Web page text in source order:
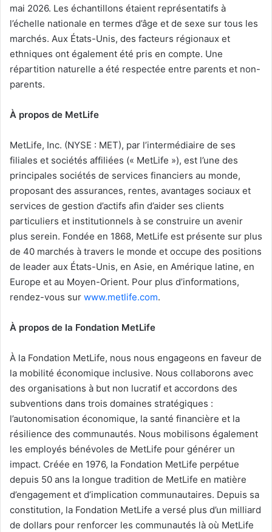
mai 2026. Les échantillons étaient représentatifs à
l’échelle nationale en termes d’âge et de sexe sur tous les
marchés. Aux États-Unis, des facteurs régionaux et
ethniques ont également été pris en compte. Une
répartition naturelle a été respectée entre parents et non-
parents.
À propos de MetLife
MetLife, Inc. (NYSE : MET), par l’intermédiaire de ses
filiales et sociétés affiliées (« MetLife »), est l’une des
principales sociétés de services financiers au monde,
proposant des assurances, rentes, avantages sociaux et
services de gestion d’actifs afin d’aider ses clients
particuliers et institutionnels à se construire un avenir
plus serein. Fondée en 1868, MetLife est présente sur plus
de 40 marchés à travers le monde et occupe des positions
de leader aux États-Unis, en Asie, en Amérique latine, en
Europe et au Moyen-Orient. Pour plus d’informations,
rendez-vous sur www.metlife.com.
À propos de la Fondation MetLife
À la Fondation MetLife, nous nous engageons en faveur de
la mobilité économique inclusive. Nous collaborons avec
des organisations à but non lucratif et accordons des
subventions dans trois domaines stratégiques :
l’autonomisation économique, la santé financière et la
résilience des communautés. Nous mobilisons également
les employés bénévoles de MetLife pour générer un
impact. Créée en 1976, la Fondation MetLife perpétue
depuis 50 ans la longue tradition de MetLife en matière
d’engagement et d’implication communautaires. Depuis sa
constitution, la Fondation MetLife a versé plus d’un milliard
de dollars pour renforcer les communautés là où MetLife